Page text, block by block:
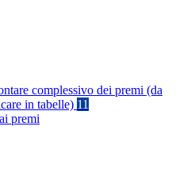
complessivo dei premi (da
in tabelle) 11
premi